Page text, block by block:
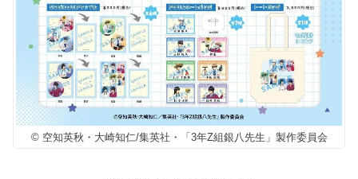
© 空知英秋・大崎知仁/集英社・「3年Z組銀八先生」製作委員会